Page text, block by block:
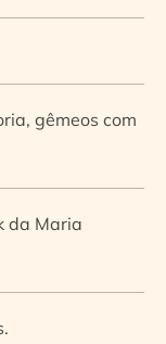
gêmeos com
da Maria